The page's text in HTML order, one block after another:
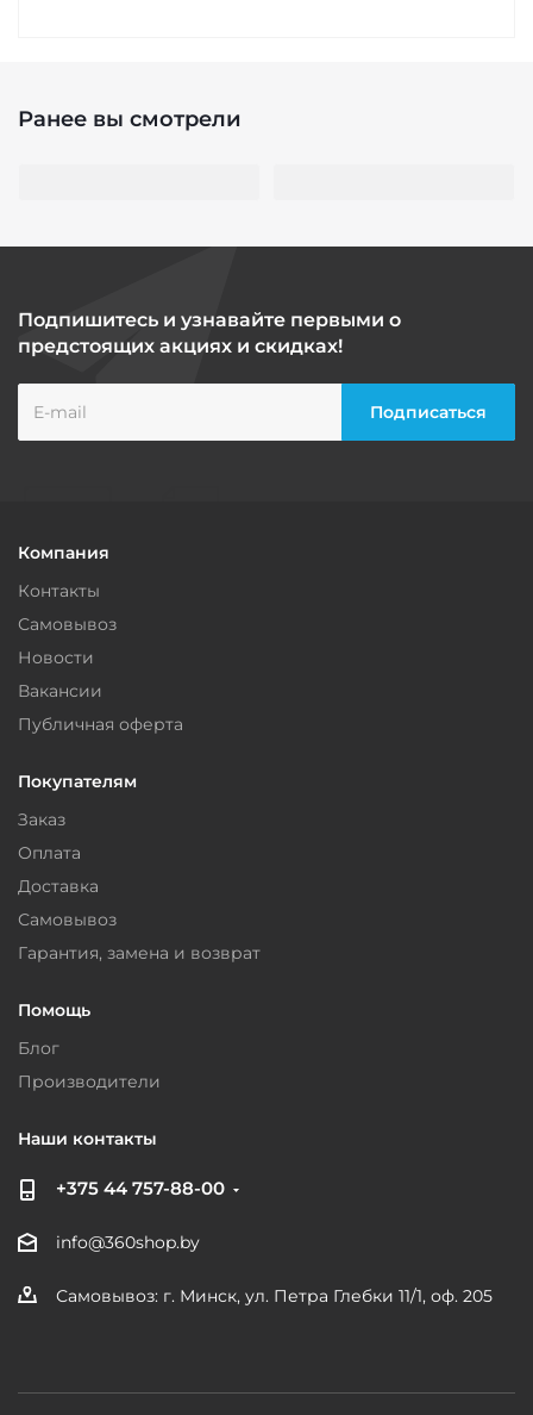
Ранее вы смотрели
Подпишитесь и узнавайте первыми о
предстоящих акциях и скидках!
Компания
Контакты
Самовывоз
Новости
Вакансии
Публичная оферта
Покупателям
Заказ
Оплата
Доставка
Самовывоз
Гарантия, замена и возврат
Помощь
Блог
Производители
Наши контакты
+375 44 757-88-00
info@360shop.by
Самовывоз: г. Минск, ул. Петра Глебки 11/1, оф. 205